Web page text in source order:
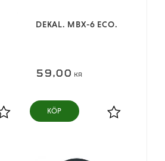
Lägg till i favoriter
DEKAL. MBX-6 ECO.
59,00 KR
Lägg till i
KÖP